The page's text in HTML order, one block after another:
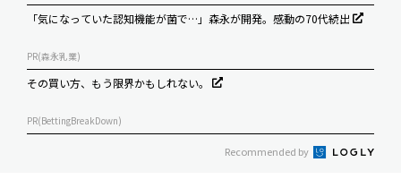
「気になっていた認知機能が菌で…」森永が開発。感動の70代続出
PR(森永乳業)
その買い方、もう限界かもしれない。
PR(BettingBreakDown)
Recommended by